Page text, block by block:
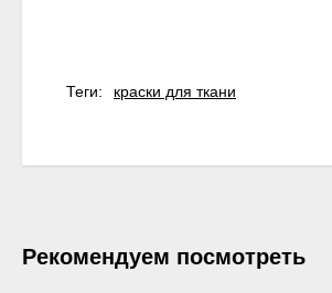
Теги: краски для ткани
Рекомендуем посмотреть